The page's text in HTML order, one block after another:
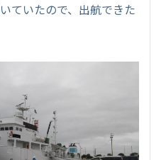
ていたので、出航できた